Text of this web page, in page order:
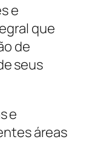
e
que
de
seus
e
áreas